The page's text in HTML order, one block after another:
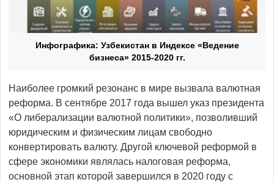
Инфографика: Узбекистан в Индексе «Ведение
бизнеса» 2015-2020 гг.
Наиболее громкий резонанс в мире вызвала валютная
реформа. В сентябре 2017 года вышел указ президента
«О либерализации валютной политики», позволивший
юридическим и физическим лицам свободно
конвертировать валюту. Другой ключевой реформой в
сфере экономики являлась налоговая реформа,
основной этап которой завершился в 2020 году с